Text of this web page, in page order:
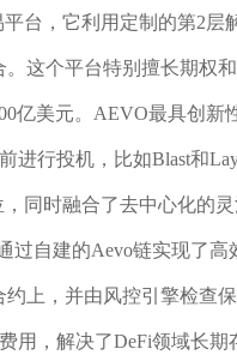
台，它利用定制的第2层
这个平台特别擅长期权
亿美元。AEVO最具创新
进行投机，比如Blast和
同时融合了去中心化的灵
过自建的Aevo链实现了
上，并由风控引擎检查
用，解决了DeFi领域长